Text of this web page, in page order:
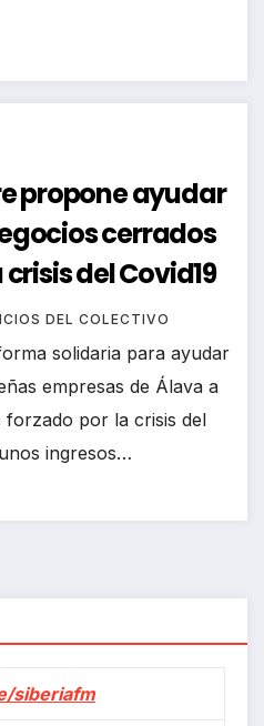
propone ayudar
cerrados
del Covid19
DEL COLECTIVO
solidaria para ayudar
empresas de Álava a
por la crisis del
ingresos…
siberiafm